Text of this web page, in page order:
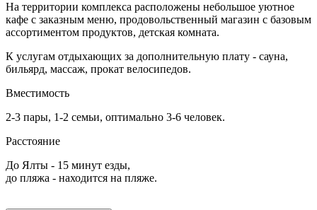
На территории комплекса расположены небольшое уютное
кафе с заказным меню, продовольственный магазин с базовым
ассортиментом продуктов, детская комната.
К услугам отдыхающих за дополнительную плату - сауна,
бильярд, массаж, прокат велосипедов.
Вместимость
2-3 пары, 1-2 семьи, оптимально 3-6 человек.
Расстояние
До Ялты - 15 минут езды,
до пляжа - находится на пляже.